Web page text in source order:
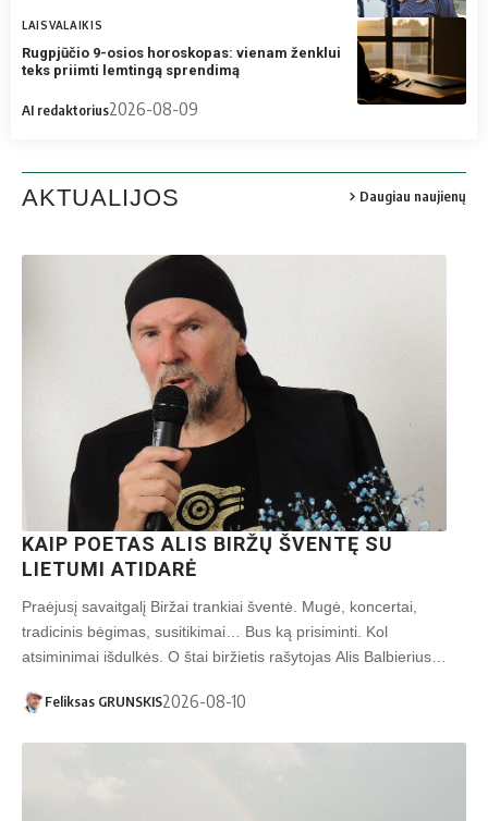
LAISVALAIKIS
Rugpjūčio 9-osios horoskopas: vienam ženklui
teks priimti lemtingą sprendimą
AI redaktorius2026-08-09
AKTUALIJOS Daugiau naujienų
KAIP POETAS ALIS BIRŽŲ ŠVENTĘ SU
LIETUMI ATIDARĖ
Praėjusį savaitgalį Biržai trankiai šventė. Mugė, koncertai,
tradicinis bėgimas, susitikimai… Bus ką prisiminti. Kol
atsiminimai išdulkės. O štai biržietis rašytojas Alis Balbierius…
Feliksas GRUNSKIS2026-08-10